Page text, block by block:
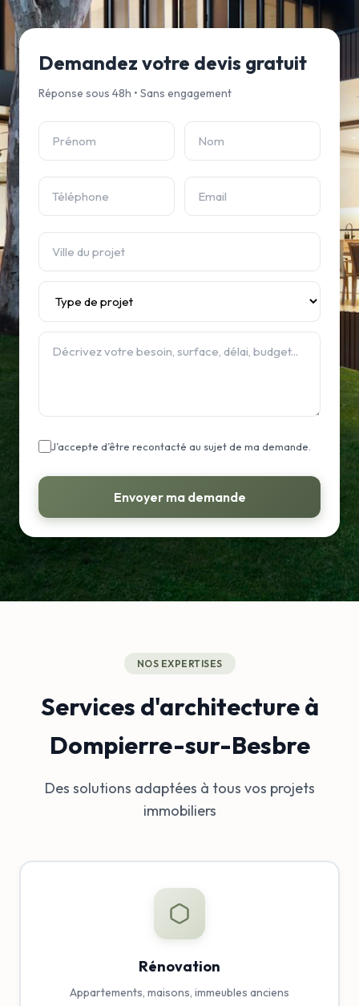
Demandez votre devis gratuit
Réponse sous 48h • Sans engagement
J’accepte d’être recontacté au sujet de ma demande.
Envoyer ma demande
NOS EXPERTISES
Services d'architecture à
Dompierre-sur-Besbre
Des solutions adaptées à tous vos projets
immobiliers
Rénovation
Appartements, maisons, immeubles anciens